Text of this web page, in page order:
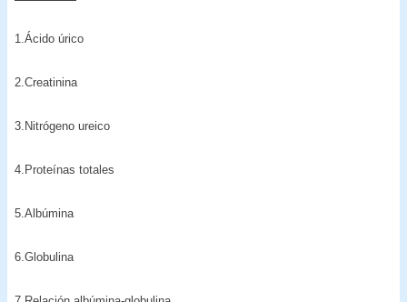
1.Ácido úrico
2.Creatinina
3.Nitrógeno ureico
4.Proteínas totales
5.Albúmina
6.Globulina